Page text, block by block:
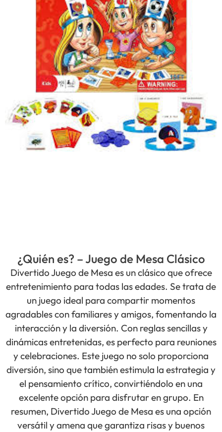
¿Quién es? – Juego de Mesa Clásico
Divertido Juego de Mesa es un clásico que ofrece
entretenimiento para todas las edades. Se trata de
un juego ideal para compartir momentos
agradables con familiares y amigos, fomentando la
interacción y la diversión. Con reglas sencillas y
dinámicas entretenidas, es perfecto para reuniones
y celebraciones. Este juego no solo proporciona
diversión, sino que también estimula la estrategia y
el pensamiento crítico, convirtiéndolo en una
excelente opción para disfrutar en grupo. En
resumen, Divertido Juego de Mesa es una opción
versátil y amena que garantiza risas y buenos